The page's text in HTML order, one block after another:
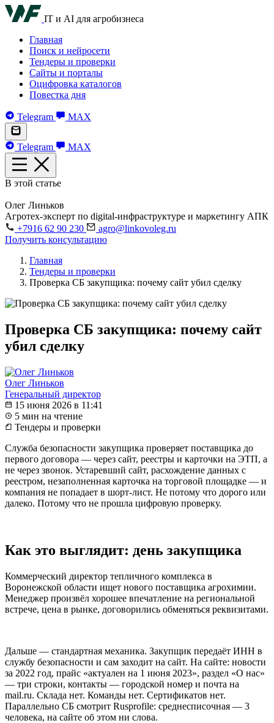
IT и AI для агробизнеса
Главная
Поиск и нейросети
Тендеры и проверки
Сайты и порталы
Оцифровка каталогов
Повестка дня
Telegram MAX
Telegram MAX
В этой статье
Олег Линьков
Агротех-эксперт по digital-инфраструктуре и маркетингу АПК
+7916 62 90 230
agro@linkovoleg.ru
Получить консультацию
Главная
Тендеры и проверки
Проверка СБ закупщика: почему сайт убил сделку
Проверка СБ закупщика: почему сайт
убил сделку
Олег Линьков
Генеральный директор
15 июня 2026 в 11:41
5 мин на чтение
Тендеры и проверки
Служба безопасности закупщика проверяет поставщика до
первого договора — через сайт, реестры и карточки на ЭТП, а
не через звонок. Устаревший сайт, расхождение данных с
реестром, незаполненная карточка на торговой площадке — и
компания не попадает в шорт-лист. Не потому что дорого или
далеко. Потому что не прошла цифровую проверку.
Как это выглядит: день закупщика
Коммерческий директор тепличного комплекса в
Воронежской области ищет нового поставщика агрохимии.
Менеджер произвёл хорошее впечатление на региональной
встрече, цена в рынке, договорились обменяться реквизитами.
Дальше — стандартная механика. Закупщик передаёт ИНН в
службу безопасности и сам заходит на сайт. На сайте: новости
за 2022 год, прайс «актуален на 1 июня 2023», раздел «О нас»
— три строки, контакты — городской номер и почта на
mail.ru. Склада нет. Команды нет. Сертификатов нет.
Параллельно СБ смотрит Rusprofile: среднесписочная — 3
человека, на сайте об этом ни слова.